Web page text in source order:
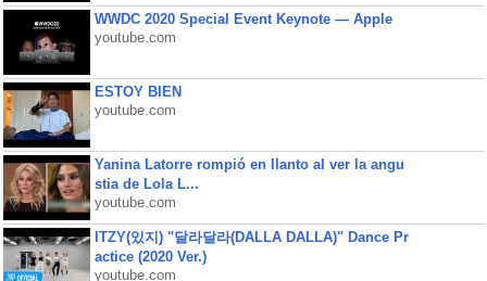
WWDC 2020 Special Event Keynote — Apple
youtube.com
ESTOY BIEN
youtube.com
Yanina Latorre rompió en llanto al ver la angu
stia de Lola L...
youtube.com
ITZY(있지) "달라달라(DALLA DALLA)" Dance Pr
actice (2020 Ver.)
youtube.com